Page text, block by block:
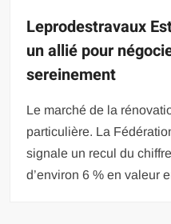
Leprodestravaux
un allié pour
sereinement
Le marché de la
particulière. La
signale un recul du
d’environ 6 % en valeur